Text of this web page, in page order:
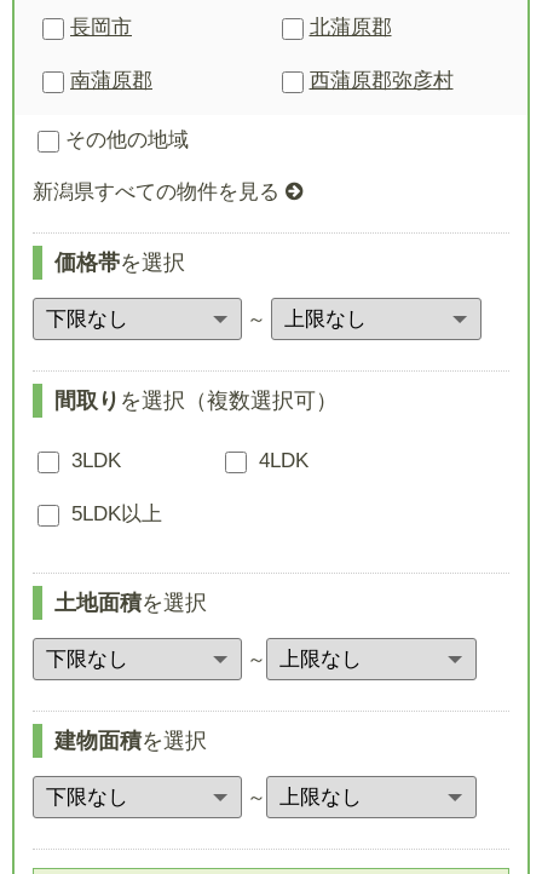
長岡市 北蒲原郡
南蒲原郡 西蒲原郡弥彦村
その他の地域
新潟県すべての物件を見る
価格帯を選択
～
間取り を選択（複数選択可）
3LDK 4LDK
5LDK以上
土地面積を選択
～
建物面積を選択
～